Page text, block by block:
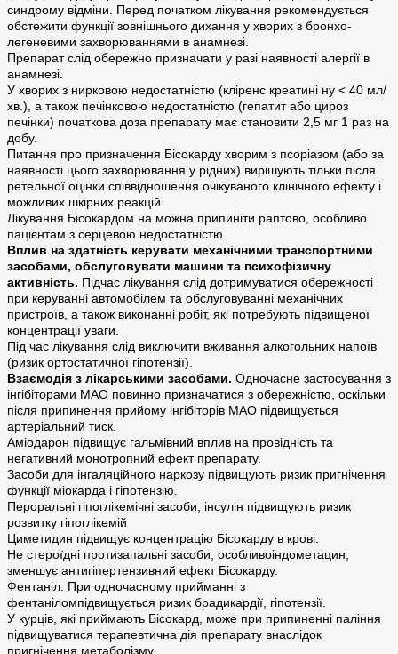
синдрому відміни. Перед початком лікування рекомендується
обстежити функції зовнішнього дихання у хворих з бронхо-
легеневими захворюваннями в анамнезі.
Препарат слід обережно призначати у разі наявності алергії в
анамнезі.
У хворих з нирковою недостатністю (кліренс креатині ну < 40 мл/
хв.), а також печінковою недостатністю (гепатит або цироз
печінки) початкова доза препарату має становити 2,5 мг 1 раз на
добу.
Питання про призначення Бісокарду хворим з псоріазом (або за
наявності цього захворювання у рідних) вирішують тільки після
ретельної оцінки співвідношення очікуваного клінічного ефекту і
можливих шкірних реакцій.
Лікування Бісокардом на можна припиніти раптово, особливо
пацієнтам з серцевою недостатністю.
Вплив на здатність керувати механічними транспортними
засобами, обслуговувати машини та психофізичну
активність. Підчас лікування слід дотримуватися обережності
при керуванні автомобілем та обслуговуванні механічних
пристроїв, а також виконанні робіт, які потребують підвищеної
концентрації уваги.
Під час лікування слід виключити вживання алкогольних напоїв
(ризик ортостатичної гіпотензії).
Взаємодія з лікарськими засобами. Одночасне застосування з
інгібіторами МАО повинно призначатися з обережністю, оскільки
після припинення прийому інгібіторів МАО підвищується
артеріальний тиск.
Аміодарон підвищує гальмівний вплив на провідність та
негативний монотропний ефект препарату.
Засоби для інгаляційного наркозу підвищують ризик пригнічення
функції міокарда і гіпотензію.
Пероральні гіпоглікемічні засоби, інсулін підвищують ризик
розвитку гіпоглікемій
Циметидин підвищує концентрацію Бісокарду в крові.
Не стероїдні протизапальні засоби, особливоіндометацин,
зменшує антигіпертензивний ефект Бісокарду.
Фентаніл. При одночасному прийманні з
фентаніломпідвищується ризик брадикардії, гіпотензії.
У курців, які приймають Бісокард, може при припиненні паління
підвищуватися терапевтична дія препарату внаслідок
пригнічення метаболізму.